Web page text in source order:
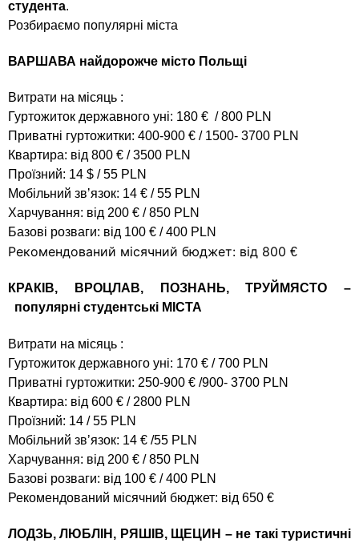
студента.
Розбираємо популярні міста
ВАРШАВА найдорожче місто Польщі
Витрати на місяць :
Гуртожиток державного уні: 180 € / 800 PLN
Приватні гуртожитки: 400-900 € / 1500- 3700 PLN
Квартира: від 800 € / 3500 PLN
Проїзний: 14 $ / 55 PLN
Мобільний звʼязок: 14 € / 55 PLN
Харчування: від 200 € / 850 PLN
Базові розваги: від 100 € / 400 PLN
Рекомендований місячний бюджет: від 800 €
КРАКІВ, ВРОЦЛАВ, ПОЗНАНЬ, ТРУЙМЯСТО –
популярні студентські МІСТА
Витрати на місяць :
Гуртожиток державного уні: 170 € / 700 PLN
Приватні гуртожитки: 250-900 € /900- 3700 PLN
Квартира: від 600 € / 2800 PLN
Проїзний: 14 / 55 PLN
Мобільний звʼязок: 14 € /55 PLN
Харчування: від 200 € / 850 PLN
Базові розваги: від 100 € / 400 PLN
Рекомендований місячний бюджет: від 650 €
ЛОДЗЬ, ЛЮБЛІН, РЯШІВ, ЩЕЦИН – не такі туристичні